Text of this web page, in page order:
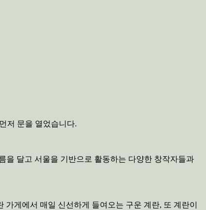
저 문을 열었습니다.
을 달고 서울을 기반으로 활동하는 다양한 창작자들과
게에서 매일 신선하게 들여오는 구운 계란, 또 계란이